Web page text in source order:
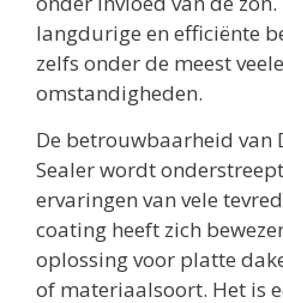
langdurige en efficiënte
zelfs onder de meest
omstandigheden.
De betrouwbaarheid van
Sealer wordt
ervaringen van vele
coating heeft zich
oplossing voor platte
of materiaalsoort. Het is